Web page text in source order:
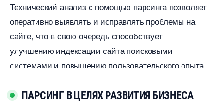
Технический анализ с помощью парсинга позволяет
оперативно выявлять и исправлять проблемы на
сайте, что в свою очередь способствует
улучшению индексации сайта поисковыми
системами и повышению пользовательского опыта.​
ПАРСИНГ В ЦЕЛЯХ РАЗВИТИЯ БИЗНЕСА